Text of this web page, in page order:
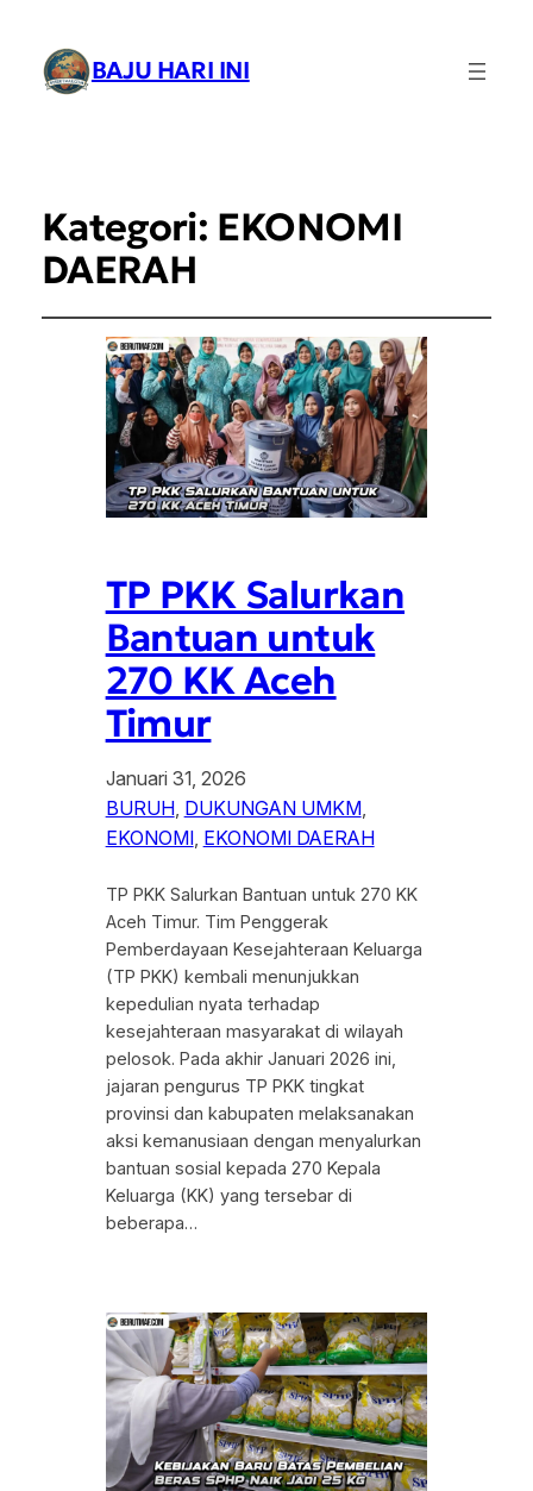
BAJU HARI INI
Kategori: EKONOMI
DAERAH
TP PKK Salurkan
Bantuan untuk
270 KK Aceh
Timur
Januari 31, 2026
BURUH, DUKUNGAN UMKM
EKONOMI, EKONOMI DAERAH
TP PKK Salurkan Bantuan untuk 270 KK
Aceh Timur. Tim Penggerak
Pemberdayaan Kesejahteraan Keluarga
(TP PKK) kembali menunjukkan
kepedulian nyata terhadap
kesejahteraan masyarakat di wilayah
pelosok. Pada akhir Januari 2026 ini,
jajaran pengurus TP PKK tingkat
provinsi dan kabupaten melaksanakan
aksi kemanusiaan dengan menyalurkan
bantuan sosial kepada 270 Kepala
Keluarga (KK) yang tersebar di
beberapa…